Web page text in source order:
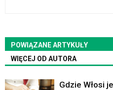
POWIĄZANE ARTYKUŁY
WIĘCEJ OD AUTORA
Gdzie Włosi